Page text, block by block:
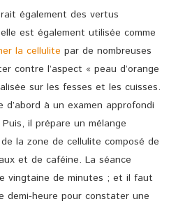
également des vertus
est également utilisée comme
la cellulite par de nombreuses
contre l’aspect « peau d’orange
sur les fesses et les cuisses.
d’abord à un examen approfondi
il prépare un mélange
la zone de cellulite composé de
et de caféine. La séance
vingtaine de minutes ; et il faut
demi-heure pour constater une